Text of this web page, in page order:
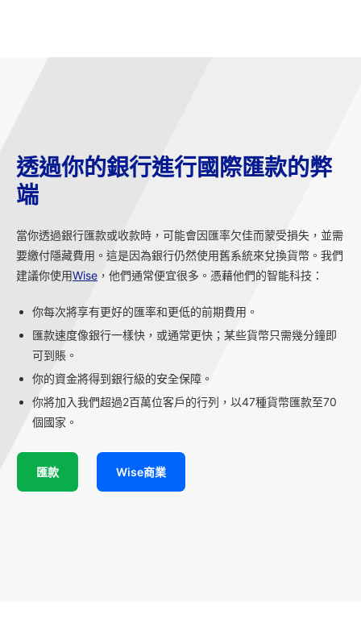
透過你的銀行進行國際匯款的弊
端
當你透過銀行匯款或收款時，可能會因匯率欠佳而蒙受損失，並需
要繳付隱藏費用。這是因為銀行仍然使用舊系統來兌換貨幣。我們
建議你使用Wise ，他們通常便宜很多。憑藉他們的智能科技：
你每次將享有更好的匯率和更低的前期費用。
匯款速度像銀行一樣快，或通常更快；某些貨幣只需幾分鐘即
可到賬。
你的資金將得到銀行級的安全保障。
你將加入我們超過2百萬位客戶的行列，以47種貨幣匯款至70
個國家。
匯款 Wise商業